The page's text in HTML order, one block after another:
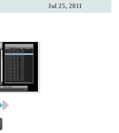
Jul 25, 2011